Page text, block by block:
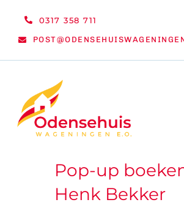
0317 358 711
WELKOMPop-up
Henk Bekker